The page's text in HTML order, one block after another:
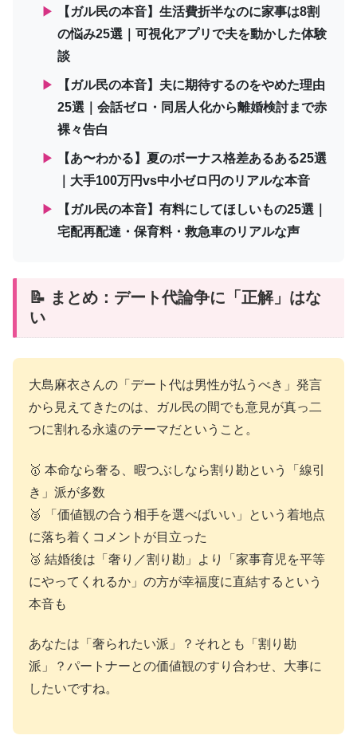
▶
【ガル民の本音】生活費折半なのに家事は8割
の悩み25選｜可視化アプリで夫を動かした体験
談
▶
【ガル民の本音】夫に期待するのをやめた理由
25選｜会話ゼロ・同居人化から離婚検討まで赤
裸々告白
▶
【あ〜わかる】夏のボーナス格差あるある25選
｜大手100万円vs中小ゼロ円のリアルな本音
▶
【ガル民の本音】有料にしてほしいもの25選｜
宅配再配達・保育料・救急車のリアルな声
📝 まとめ：デート代論争に「正解」はな
い
大島麻衣さんの「デート代は男性が払うべき」発言
から見えてきたのは、ガル民の間でも意見が真っ二
つに割れる永遠のテーマだということ。
🥇 本命なら奢る、暇つぶしなら割り勘という「線引
き」派が多数
🥈 「価値観の合う相手を選べばいい」という着地点
に落ち着くコメントが目立った
🥉 結婚後は「奢り／割り勘」より「家事育児を平等
にやってくれるか」の方が幸福度に直結するという
本音も
あなたは「奢られたい派」？それとも「割り勘
派」？パートナーとの価値観のすり合わせ、大事に
したいですね。